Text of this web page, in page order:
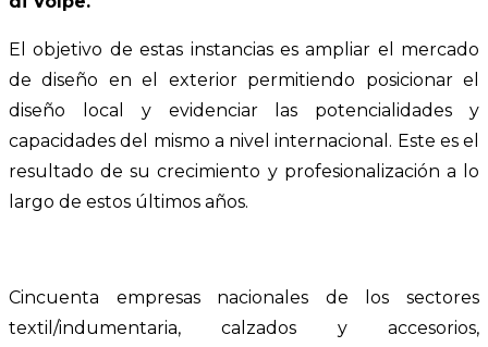
El objetivo de estas instancias es ampliar el mercado
de diseño en el exterior permitiendo posicionar el
diseño local y evidenciar las potencialidades y
capacidades del mismo a nivel internacional. Este es el
resultado de su crecimiento y profesionalización a lo
largo de estos últimos años.
Cincuenta empresas nacionales de los sectores
textil/indumentaria, calzados y accesorios,